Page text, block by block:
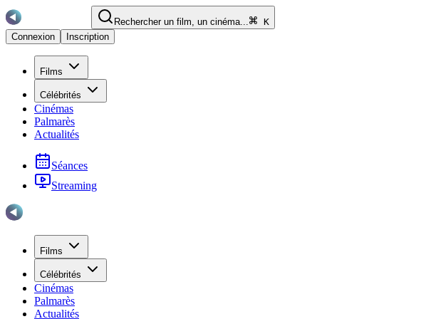
Rechercher un film, un cinéma...
K
Connexion
Inscription
Films
Célébrités
Cinémas
Palmarès
Actualités
Séances
Streaming
Films
Célébrités
Cinémas
Palmarès
Actualités